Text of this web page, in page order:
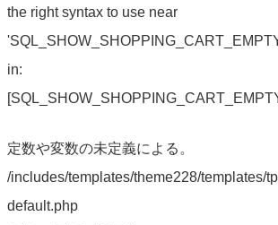
the right syntax to use near
in:
定数や変数の未定義による。
/includes/templates/theme228/templates/
default.php